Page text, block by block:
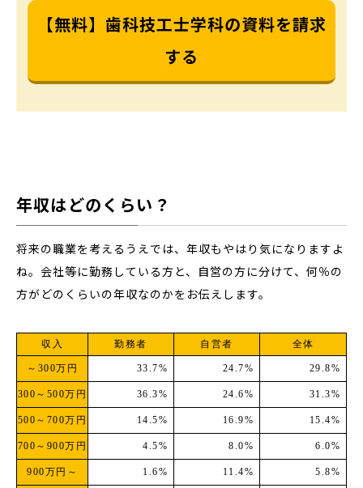
【無料】歯科技工士学科の資料を請求
する
年収はどのくらい？
将来の職業を考えるうえでは、年収もやはり気になりますよ
ね。会社等に勤務している方と、自営の方に分けて、何％の
方がどのくらいの年収なのかをお伝えします。
収入 勤務者 自営者 全体
～300万円 33.7% 24.7% 29.8%
300～500万円 36.3% 24.6% 31.3%
500～700万円 14.5% 16.9% 15.4%
700～900万円 4.5% 8.0% 6.0%
900万円～ 1.6% 11.4% 5.8%